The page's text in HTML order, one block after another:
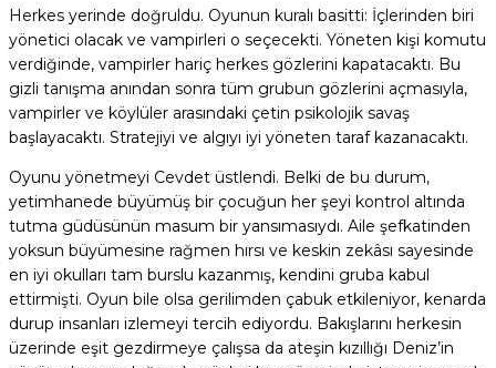
Herkes yerinde doğruldu. Oyunun kuralı basitti: İçlerinden biri
yönetici olacak ve vampirleri o seçecekti. Yöneten kişi komutu
verdiğinde, vampirler hariç herkes gözlerini kapatacaktı. Bu
gizli tanışma anından sonra tüm grubun gözlerini açmasıyla,
vampirler ve köylüler arasındaki çetin psikolojik savaş
başlayacaktı. Stratejiyi ve algıyı iyi yöneten taraf kazanacaktı.
Oyunu yönetmeyi Cevdet üstlendi. Belki de bu durum,
yetimhanede büyümüş bir çocuğun her şeyi kontrol altında
tutma güdüsünün masum bir yansımasıydı. Aile şefkatinden
yoksun büyümesine rağmen hırsı ve keskin zekâsı sayesinde
en iyi okulları tam burslu kazanmış, kendini gruba kabul
ettirmişti. Oyun bile olsa gerilimden çabuk etkileniyor, kenarda
durup insanları izlemeyi tercih ediyordu. Bakışlarını herkesin
üzerinde eşit gezdirmeye çalışsa da ateşin kızıllığı Deniz’in